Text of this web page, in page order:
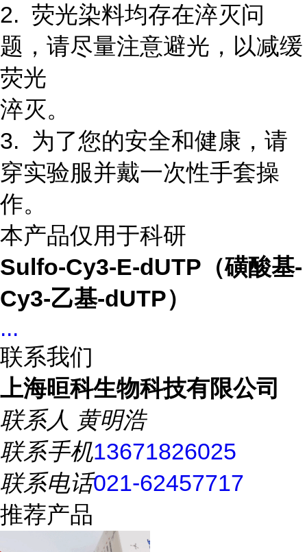
2. 荧光染料均存在淬灭问
题，请尽量注意避光，以减缓
荧光
淬灭。
3. 为了您的安全和健康，请
穿实验服并戴一次性手套操
作。
本产品仅用于科研
Sulfo-Cy3-E-dUTP（磺酸基-
Cy3-乙基-dUTP）
...
联系我们
上海晅科生物科技有限公司
联系人 黄明浩
联系手机13671826025
联系电话021-62457717
推荐产品